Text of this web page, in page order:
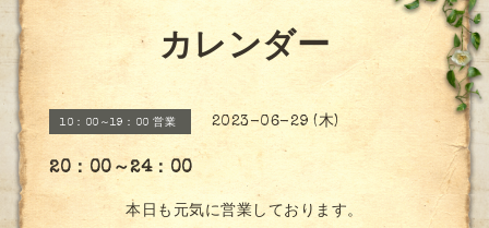
カレンダー
10：00～19：00 営業 2023-06-29 (木)
20：00～24：00
本日も元気に営業しております。